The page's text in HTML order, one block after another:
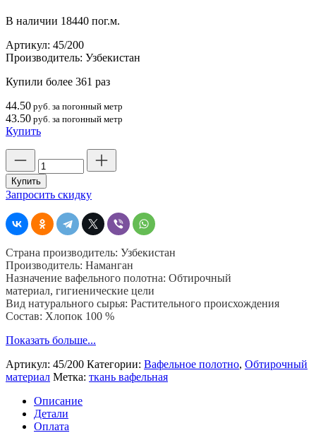
В наличии 18440 пог.м.
Артикул: 45/200
Производитель: Узбекистан
Купили более 361 раз
44.50 руб. за погонный метр
43.50 руб. за погонный метр
Купить
Количество
товара
Вафельное
полотно
рулоне,
отбеленная
45
см.
пл.
200
гр,
Узбекистан,
м
Купить
Запросить скидку
Страна производитель: Узбекистан
Производитель: Наманган
Назначение вафельного полотна: Обтирочный
материал, гигиенические цели
Вид натурального сырья: Растительного происхождения
Состав: Хлопок 100 %
Показать больше...
Артикул: 45/200 Категории: Вафельное полотно, Обтирочный
материал Метка: ткань вафельная
Описание
Детали
Оплата